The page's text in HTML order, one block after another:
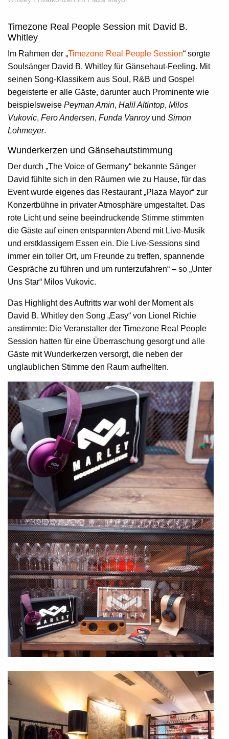
Timezone Real People Session mit David B.
Whitley
Im Rahmen der „Timezone Real People Session“ sorgte
Soulsänger David B. Whitley für Gänsehaut-Feeling. Mit
seinen Song-Klassikern aus Soul, R&B und Gospel
begeisterte er alle Gäste, darunter auch Prominente wie
beispielsweise Peyman Amin, Halil Altintop, Milos
Vukovic, Fero Andersen, Funda Vanroyund Simon
Lohmeyer.
Wunderkerzen und Gänsehautstimmung
Der durch „The Voice of Germany“ bekannte Sänger
David fühlte sich in den Räumen wie zu Hause, für das
Event wurde eigenes das Restaurant „Plaza Mayor“ zur
Konzertbühne in privater Atmosphäre umgestaltet. Das
rote Licht und seine beeindruckende Stimme stimmten
die Gäste auf einen entspannten Abend mit Live-Musik
und erstklassigem Essen ein. Die Live-Sessions sind
immer ein toller Ort, um Freunde zu treffen, spannende
Gespräche zu führen und um runterzufahren“ – so „Unter
Uns Star“ Milos Vukovic.
Das Highlight des Auftritts war wohl der Moment als
David B. Whitley den Song „Easy“ von Lionel Richie
anstimmte: Die Veranstalter der Timezone Real People
Session hatten für eine Überraschung gesorgt und alle
Gäste mit Wunderkerzen versorgt, die neben der
unglaublichen Stimme den Raum aufhellten.